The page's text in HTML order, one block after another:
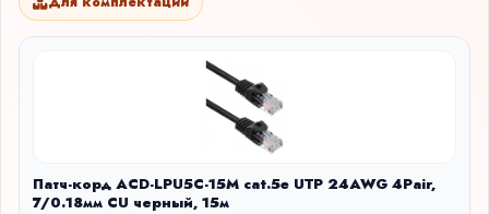
Патч-корд ACD-LPU5C-15M сat.5e UTP 24AWG 4Pair,
7/0.18мм CU черный, 15м